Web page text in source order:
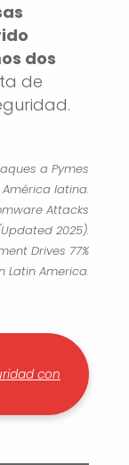
dos
de
a Pymes
latina.
Attacks
2025).
Drives 77%
Latin America.
con